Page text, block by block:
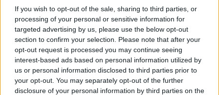
If you wish to opt-out of the sale, sharing to third parties, or
processing of your personal or sensitive information for
targeted advertising by us, please use the below opt-out
section to confirm your selection. Please note that after your
opt-out request is processed you may continue seeing
interest-based ads based on personal information utilized by
us or personal information disclosed to third parties prior to
your opt-out. You may separately opt-out of the further
disclosure of your personal information by third parties on the
Si spara due colpi di pistola in auto
Commando fa irruzione nella sala slot
Strage di Viareggio, condannati Moretti ed Elia
Un granaio magico di 2.200 anni fa